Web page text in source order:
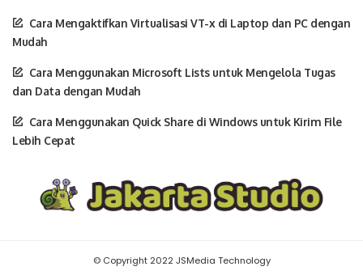
Cara Mengaktifkan Virtualisasi VT-x di Laptop dan PC dengan
Mudah
Cara Menggunakan Microsoft Lists untuk Mengelola Tugas
dan Data dengan Mudah
Cara Menggunakan Quick Share di Windows untuk Kirim File
Lebih Cepat
© Copyright 2022 JSMedia Technology